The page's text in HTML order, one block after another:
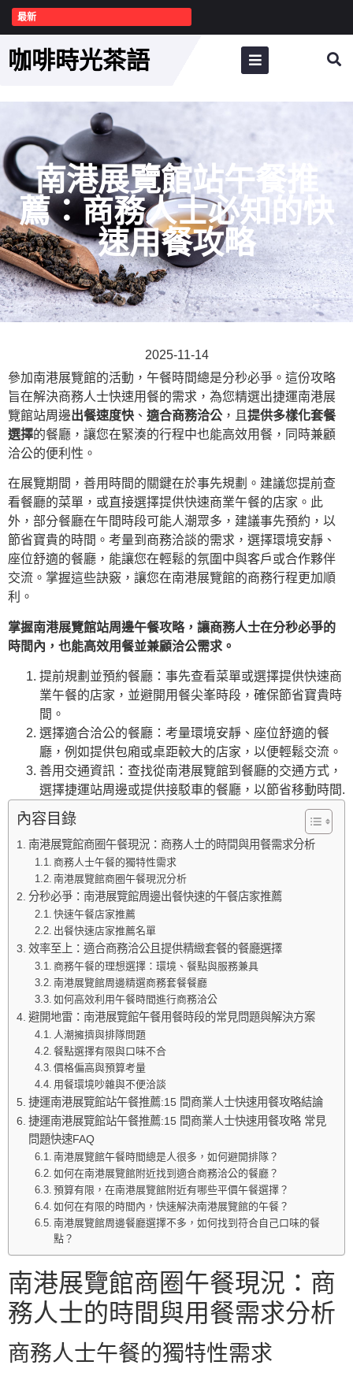
最新
咖啡時光茶語
南港展覽館站午餐推
薦：商務人士必知的快
速用餐攻略
2025-11-14
參加南港展覽館的活動，午餐時間總是分秒必爭。這份攻略
旨在解決商務人士快速用餐的需求，為您精選出捷運南港展
覽館站周邊出餐速度快 、 適合商務洽公 ，且 提供多樣化套餐
選擇的餐廳，讓您在緊湊的行程中也能高效用餐，同時兼顧
洽公的便利性。
在展覽期間，善用時間的關鍵在於事先規劃。建議您提前查
看餐廳的菜單，或直接選擇提供快速商業午餐的店家。此
外，部分餐廳在午間時段可能人潮眾多，建議事先預約，以
節省寶貴的時間。考量到商務洽談的需求，選擇環境安靜、
座位舒適的餐廳，能讓您在輕鬆的氛圍中與客戶或合作夥伴
交流。掌握這些訣竅，讓您在南港展覽館的商務行程更加順
利。
掌握南港展覽館站周邊午餐攻略，讓商務人士在分秒必爭的
時間內，也能高效用餐並兼顧洽公需求。
提前規劃並預約餐廳：事先查看菜單或選擇提供快速商
業午餐的店家，並避開用餐尖峯時段，確保節省寶貴時
間。
選擇適合洽公的餐廳：考量環境安靜、座位舒適的餐
廳，例如提供包廂或桌距較大的店家，以便輕鬆交流。
善用交通資訊：查找從南港展覽館到餐廳的交通方式，
選擇捷運站周邊或提供接駁車的餐廳，以節省移動時間.
內容目錄
南港展覽館商圈午餐現況：商務人士的時間與用餐需求分析
商務人士午餐的獨特性需求
南港展覽館商圈午餐現況分析
分秒必爭：南港展覽館周邊出餐快速的午餐店家推薦
快速午餐店家推薦
出餐快速店家推薦名單
效率至上：適合商務洽公且提供精緻套餐的餐廳選擇
商務午餐的理想選擇：環境、餐點與服務兼具
南港展覽館周邊精選商務套餐餐廳
如何高效利用午餐時間進行商務洽公
避開地雷：南港展覽館午餐用餐時段的常見問題與解決方案
人潮擁擠與排隊問題
餐點選擇有限與口味不合
價格偏高與預算考量
用餐環境吵雜與不便洽談
捷運南港展覽館站午餐推薦:15 間商業人士快速用餐攻略結論
捷運南港展覽館站午餐推薦:15 間商業人士快速用餐攻略 常見
問題快速FAQ
南港展覽館午餐時間總是人很多，如何避開排隊？
如何在南港展覽館附近找到適合商務洽公的餐廳？
預算有限，在南港展覽館附近有哪些平價午餐選擇？
如何在有限的時間內，快速解決南港展覽館的午餐？
南港展覽館周邊餐廳選擇不多，如何找到符合自己口味的餐
點？
南港展覽館商圈午餐現況：商
務人士的時間與用餐需求分析
商務人士午餐的獨特性需求